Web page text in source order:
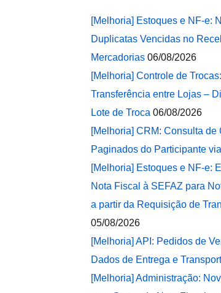
[Melhoria] Estoques e NF-e:
Duplicatas Vencidas no
Mercadorias 06/08/2026
[Melhoria] Controle de
Transferência entre Lojas –
Lote de Troca 06/08/2026
[Melhoria] CRM: Consulta de
Paginados do Participante via
[Melhoria] Estoques e NF-e:
Nota Fiscal à SEFAZ para
a partir da Requisição de
05/08/2026
[Melhoria] API: Pedidos de
Dados de Entrega e
[Melhoria] Administração: